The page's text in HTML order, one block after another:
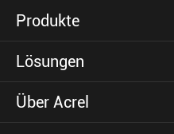
Produkte
Lösungen
Über Acrel